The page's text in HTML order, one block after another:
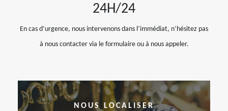
24H/24
En cas d’urgence, nous intervenons dans l’immédiat, n’hésitez pas
à nous contacter via le formulaire ou à nous appeler.
NOUS LOCALISER